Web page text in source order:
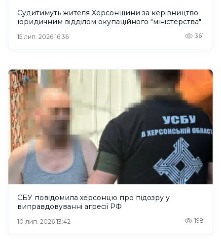
Судитимуть жителя Херсонщини за керівництво
юридичним відділом окупаційного "міністерства"
15 лип. 2026 16:36 361
СБУ повідомила херсонцю про підозру у
виправдовуванні агресії РФ
10 лип. 2026 13:42 198